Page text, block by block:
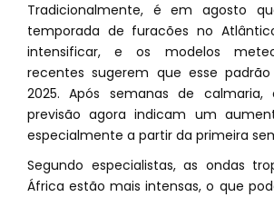
Tradicionalmente, é em agosto
temporada de furacões no
intensificar, e os modelos
recentes sugerem que esse
2025. Após semanas de calmaria,
previsão agora indicam um
especialmente a partir da primeira
Segundo especialistas, as ondas
África estão mais intensas, o que